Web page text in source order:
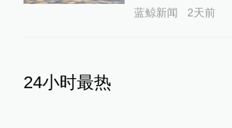
蓝鲸新闻 2天前
24小时最热